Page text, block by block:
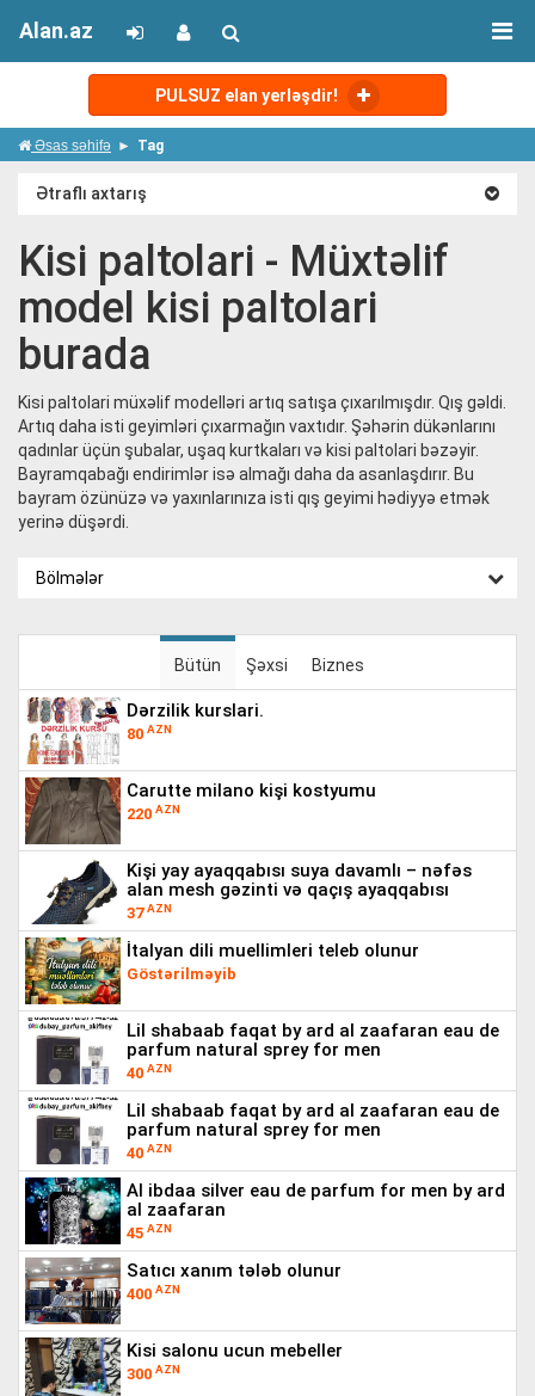
PULSUZ elan yerləşdir!
Alan.az
Əsas səhifə Tag
Ətraflı axtarış
Kisi paltolari - Müxtəlif
model kisi paltolari
burada
Kisi paltolari müxəlif modelləri artıq satışa çıxarılmışdır. Qış gəldi.
Artıq daha isti geyimləri çıxarmağın vaxtıdır. Şəhərin dükənlarını
qadınlar üçün şubalar, uşaq kurtkaları və kisi paltolari bəzəyir.
Bayramqabağı endirimlər isə almağı daha da asanlaşdırır. Bu
bayram özünüzə və yaxınlarınıza isti qış geyimi hədiyyə etmək
yerinə düşərdi.
Bölmələr
Bütün Şəxsi Biznes
dərzilik kurslari.
80 AZN
carutte milano kişi kostyumu
220 AZN
kişi yay ayaqqabısı suya davamlı – nəfəs
alan mesh gəzinti və qaçış ayaqqabısı
37AZN
i̇talyan dili muellimleri teleb olunur
Göstərilməyib
lil shabaab faqat by ard al zaafaran eau de
parfum natural sprey for men
40 AZN
lil shabaab faqat by ard al zaafaran eau de
parfum natural sprey for men
40 AZN
al ibdaa silver eau de parfum for men by ard
al zaafaran
45 AZN
satıcı xanım tələb olunur
400 AZN
kisi salonu ucun mebeller
300 AZN